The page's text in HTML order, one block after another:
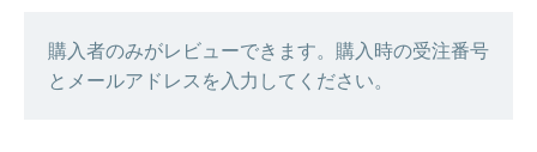
購入者のみがレビューできます。購入時の受注番号
とメールアドレスを入力してください。